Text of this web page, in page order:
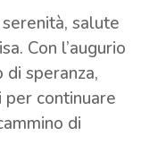
salute
Con l’augurio
di speranza,
per continuare
di